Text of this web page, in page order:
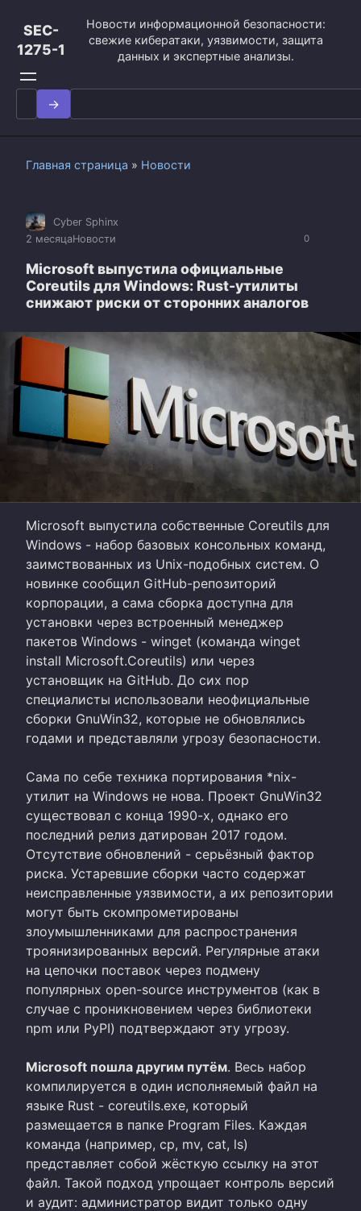
контенту
SEC-
1275-1
Новости информационной безопасности:
свежие кибератаки, уязвимости, защита
данных и экспертные анализы.
Search
for:
Главная страница » Новости
0
Cyber Sphinx
2 месяцаНовости
Microsoft выпустила официальные
Coreutils для Windows: Rust-утилиты
снижают риски от сторонних аналогов
Microsoft выпустила собственные Coreutils для
Windows - набор базовых консольных команд,
заимствованных из Unix-подобных систем. О
новинке сообщил GitHub-репозиторий
корпорации, а сама сборка доступна для
установки через встроенный менеджер
пакетов Windows - winget (команда winget
install Microsoft.Coreutils) или через
установщик на GitHub. До сих пор
специалисты использовали неофициальные
сборки GnuWin32, которые не обновлялись
годами и представляли угрозу безопасности.
Сама по себе техника портирования *nix-
утилит на Windows не нова. Проект GnuWin32
существовал с конца 1990-х, однако его
последний релиз датирован 2017 годом.
Отсутствие обновлений - серьёзный фактор
риска. Устаревшие сборки часто содержат
неисправленные уязвимости, а их репозитории
могут быть скомпрометированы
злоумышленниками для распространения
троянизированных версий. Регулярные атаки
на цепочки поставок через подмену
популярных open-source инструментов (как в
случае с проникновением через библиотеки
npm или PyPI) подтверждают эту угрозу.
Microsoft пошла другим путём. Весь набор
компилируется в один исполняемый файл на
языке Rust - coreutils.exe, который
размещается в папке Program Files. Каждая
команда (например, cp, mv, cat, ls)
представляет собой жёсткую ссылку на этот
файл. Такой подход упрощает контроль версий
и аудит: администратор видит только одну